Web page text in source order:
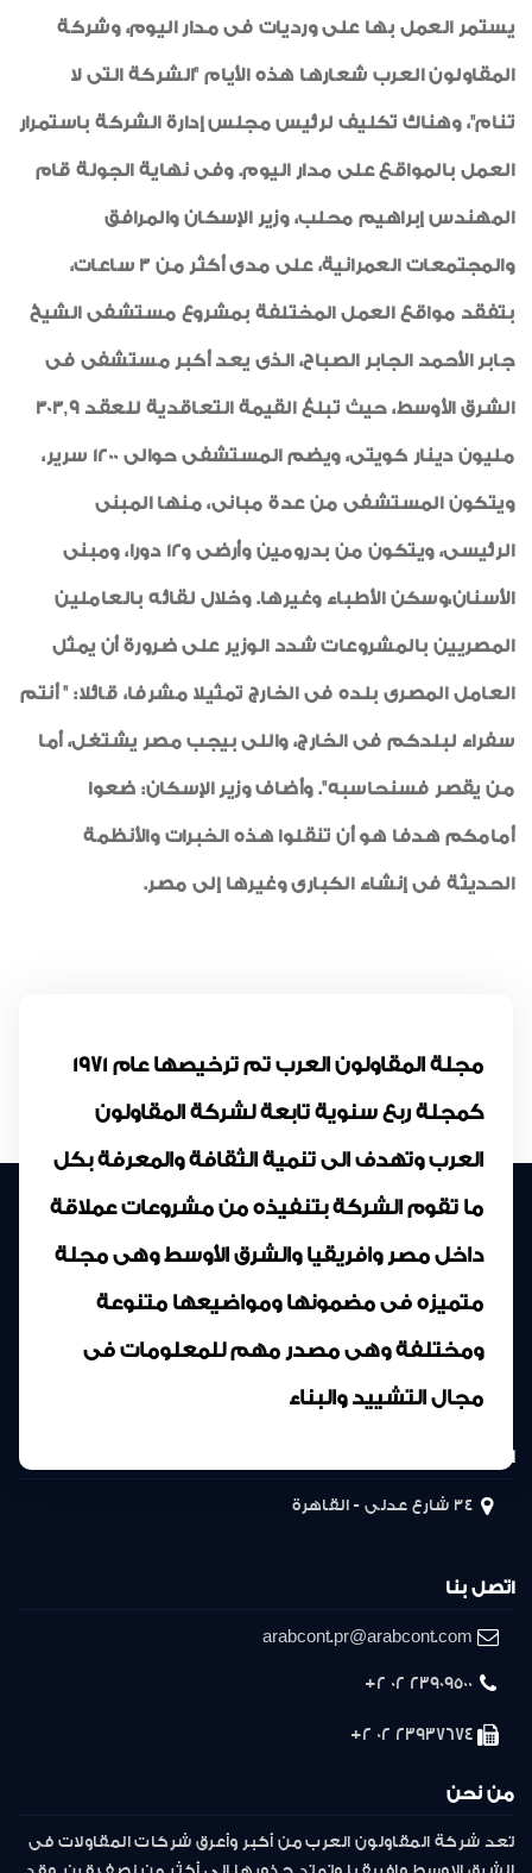
يستمر العمل بها على ورديات فى مدار اليوم، وشركة
المقاولون العرب شعارها هذه الأيام "الشركة التى لا
تنام"، وهناك تكليف لرئيس مجلس إدارة الشركة باستمرار
العمل بالمواقع على مدار اليوم. وفى نهاية الجولة قام
المهندس إبراهيم محلب، وزير الإسكان والمرافق
والمجتمعات العمرانية، على مدى أكثر من 3 ساعات،
بتفقد مواقع العمل المختلفة بمشروع مستشفى الشيخ
جابر الأحمد الجابر الصباح، الذى يعد أكبر مستشفى فى
الشرق الأوسط، حيث تبلغ القيمة التعاقدية للعقد 303,9
مليون دينار كويتى، ويضم المستشفى حوالى 1200 سرير،
ويتكون المستشفى من عدة مبانى، منها المبنى
الرئيسى، ويتكون من بدرومين وأرضى و12 دورا، ومبنى
الأسنان،وسكن الأطباء وغيرها. وخلال لقائه بالعاملين
المصريين بالمشروعات شدد الوزير على ضرورة أن يمثل
العامل المصرى بلده فى الخارج تمثيلا مشرفا، قائلا: " أنتم
سفراء لبلدكم فى الخارج، واللى بيجب مصر يشتغل، أما
من يقصر فسنحاسبه". وأضاف وزير الإسكان: ضعوا
أمامكم هدفا هو أن تنقلوا هذه الخبرات والأنظمة
الحديثة فى إنشاء الكبارى وغيرها إلى مصر.
مجلة المقاولون العرب تم ترخيصها عام 1971
كمجلة ربع سنوية تابعة لشركة المقاولون
العرب وتهدف الى تنمية الثقافة والمعرفة بكل
ما تقوم الشركة بتنفيذه من مشروعات عملاقة
داخل مصر وافريقيا والشرق الأوسط وهى مجلة
متميزه فى مضمونها ومواضيعها متنوعة
ومختلفة وهى مصدر مهم للمعلومات فى
مجال التشييد والبناء
34 شارع عدلى - القاهرة
اتصل بنا
arabcont.pr@arabcont.com
23909500 02 2+
23937674 02 2+
من نحن
تعد شركة المقاولون العرب من أكبر وأعرق شركات المقاولات فى